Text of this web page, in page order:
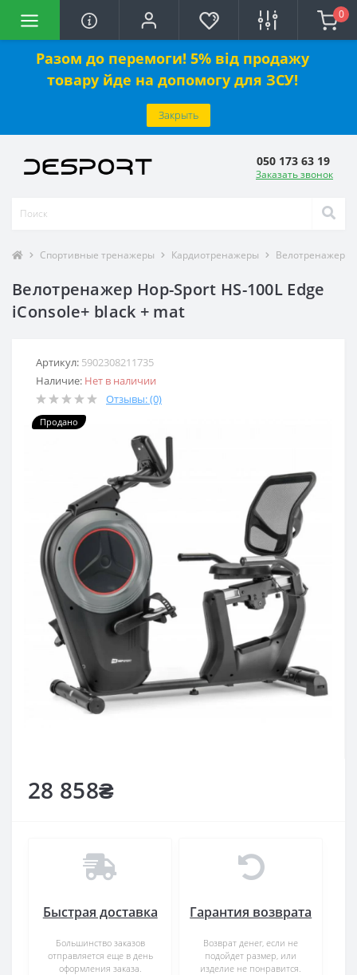
Разом до перемоги! 5% від продажу
товару йде на допомогу для ЗСУ!
Закрыть
0
050 173 63 19
Заказать звонок
Спортивные тренажеры Кардиотренажеры Велотренажеры
Велотренажер Hop-Sport HS-100L Edge
iConsole+ black + mat
Артикул: 5902308211735
Наличие: Нет в наличии
Отзывы: (0)
Продано
28 858₴
Быстрая доставка
Большинство заказов
отправляется еще в день
оформления заказа.
Гарантия возврата
Возврат денег, если не
подойдет размер, или
изделие не понравится.